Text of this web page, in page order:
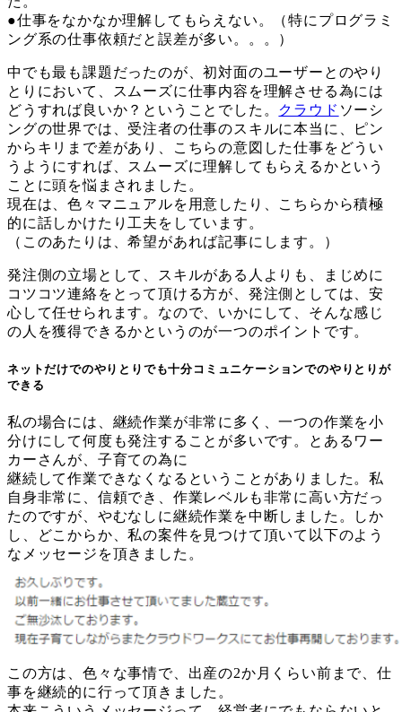
●仕事をなかなか理解してもらえない。（特にプログラミ
ング系の仕事依頼だと誤差が多い。。。）
中でも最も課題だったのが、初対面のユーザーとのやり
とりにおいて、スムーズに仕事内容を理解させる為には
どうすれば良いか？ということでした。 クラウド ソーシ
ングの世界では、受注者の仕事のスキルに本当に、ピン
からキリまで差があり、こちらの意図した仕事をどうい
うようにすれば、スムーズに理解してもらえるかという
ことに頭を悩まされました。
現在は、色々マニュアルを用意したり、こちらから積極
的に話しかけたり工夫をしています。
（このあたりは、希望があれば記事にします。）
発注側の立場として、スキルがある人よりも、まじめに
コツコツ連絡をとって頂ける方が、発注側としては、安
心して任せられます。なので、いかにして、そんな感じ
の人を獲得できるかというのが一つのポイントです。
ネットだけでのやりとりでも十分コミュニケーションでのやりとりが
できる
私の場合には、継続作業が非常に多く、一つの作業を小
分けにして何度も発注することが多いです。とあるワー
カーさんが、子育ての為に
継続して作業できなくなるということがありました。私
自身非常に、信頼でき、作業レベルも非常に高い方だっ
たのですが、やむなしに継続作業を中断しました。しか
し、どこからか、私の案件を見つけて頂いて以下のよう
なメッセージを頂きました。
この方は、色々な事情で、出産の2か月くらい前まで、仕
事を継続的に行って頂きました。